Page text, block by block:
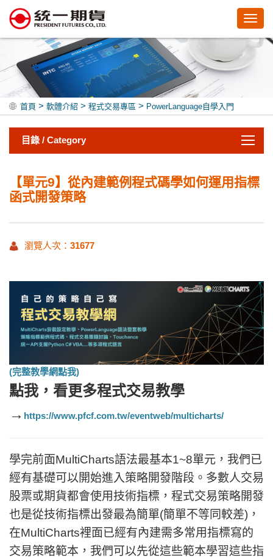
首頁 > 軟體介紹 > 程式交易專區 > PowerLanguage自學入門
目錄 / Category
【單元9】從內建範例程式碼學如何運用指標
函式開發策略
瀏覽人次： 31677
(完整教學網點我)
點我，看更多程式交易教學
→ https://www.pfcf.com.tw/eventweb/multicharts/
學完前面MultiCharts語法最基本1~8單元，我們已
經有基礎可以開始進入策略開發階段。多數人交易
股票或期貨都會使用技術指標，程式交易策略開發
也是從技術指標出發最為簡單(簡單不等同較差)，
在MultiCharts裡面已經有內建需多常用指標寫的
交易策略範本，我們可以先從這些範本學習這些指